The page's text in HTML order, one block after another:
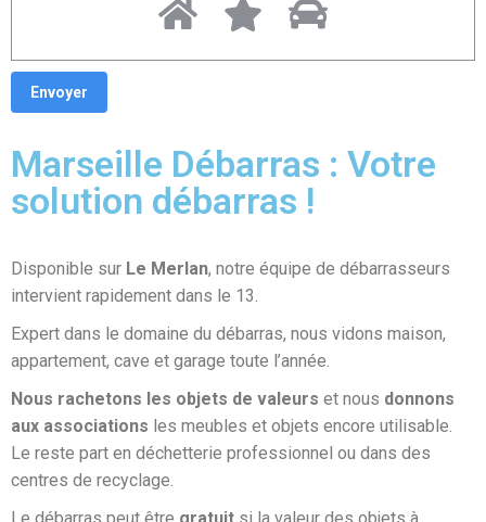
Marseille Débarras : Votre
solution débarras !
Disponible sur Le Merlan, notre équipe de débarrasseurs
intervient rapidement dans le 13.
Expert dans le domaine du débarras, nous vidons maison,
appartement, cave et garage toute l’année.
Nous rachetons les objets de valeurs et nous donnons
aux associations les meubles et objets encore utilisable.
Le reste part en déchetterie professionnel ou dans des
centres de recyclage.